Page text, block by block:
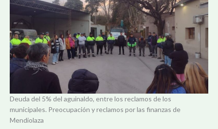
Deuda del 5% del aguinaldo, entre los reclamos de los
municipales. Preocupación y reclamos por las finanzas de
Mendiolaza